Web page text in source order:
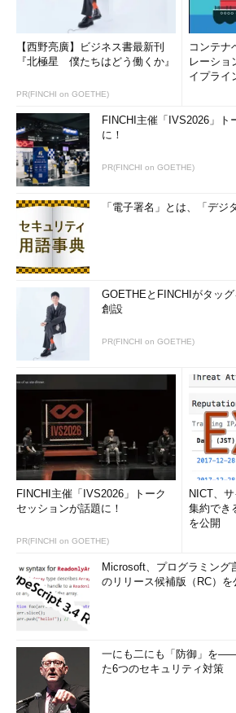
以下では、Windows 8.1 Updateで追加
機能について見ていく。
スタート画面に電源ボタンや検索文字
いないように思われるが、幾つか細かい変
スタート画面右上に追加された電源ボタン
だ。従来は設定チャームや検索チャームな
なっていたものだが、分かりづらくて、操
場所にあらかじめボタンが用意された。た
か表示されないので、デスクトップ画面を
利ではないかもしれない。
電源ボタンと検索文字列入力欄
Windows Update 8.1では、電源ボタンと検索窓がス
画面に常に用意され、使いやすくなった。スタート画
れらが表示されていればWindows 8.1 Update済みで
判断できる。
電源オプションボタン。いちいち設定チャー
から呼び出さなくても済むようになる。なお、
応機（「powercfg /sleepstudy」コマンドが実行可
stantGo対応PCと判断できる）では、このボタンは表
ない。InstantGo対応機種では、電源のオン／オフな
ステムが自動的に管理する。
（2）電源ボタンをクリックした場合に表示される
（3）検索窓。検索チャームを呼び出すのと同じ。
スタート画面でも右クリックでポップア
【西野亮廣】ビジネス書最新刊
『北極星 僕たちはどう働くか』
PR(FINCHI on GOETHE)
コンテナ
レーショ
イプライ
FINCHI主催「IVS2026」ト
に！
PR(FINCHI on GOETHE)
「電子署名」とは、「デジ
GOETHEとFINCHIがタッ
創設
PR(FINCHI on GOETHE)
FINCHI主催「IVS2026」トーク
セッションが話題に！
PR(FINCHI on GOETHE)
NICT、
集約でき
を公開
Microsoft、プログラミング
のリリース候補版（RC）を
一にも二にも「防御」を
た6つのセキュリティ対策